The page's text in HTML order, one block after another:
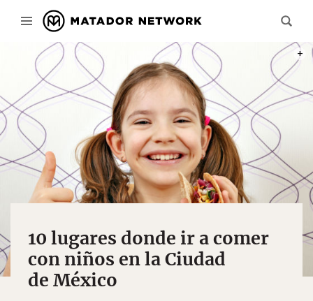
10 lugares donde ir a comer
con niños en la Ciudad
de México